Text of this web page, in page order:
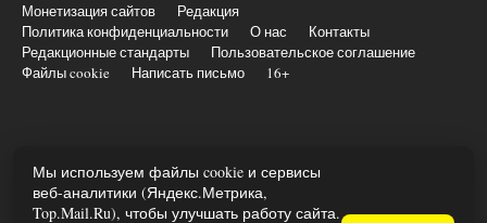
Монетизация сайтов
Редакция
Политика конфиденциальности
О нас
Контакты
Редакционные стандарты
Пользовательское соглашение
Файлы cookie
Написать письмо 16+
© 2020-2026 Все права и материалы принадлежат «Утро-
новости.ру»
При копировании информации ставить активную ссылку на utro-
Мы используем файлы cookie и сервисы
веб-аналитики (Яндекс.Метрика,
Top.Mail.Ru), чтобы улучшать работу сайта.